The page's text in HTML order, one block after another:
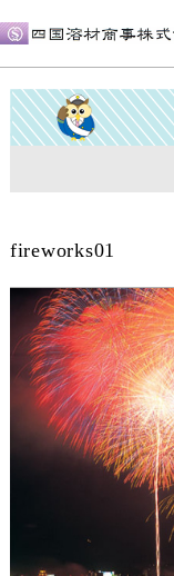
fireworks01